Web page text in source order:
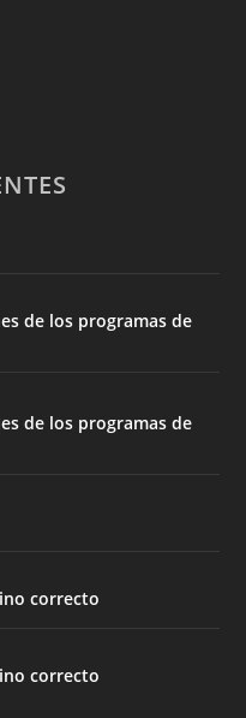
de los programas de
de los programas de
correcto
correcto